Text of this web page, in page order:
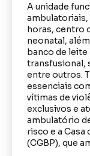
A unidade
ambulatoriais,
horas, centro
neonatal,
banco de
transfusional,
entre outros.
essenciais
vítimas de
exclusivos e
ambulatório
risco e a Casa
(CGBP), que